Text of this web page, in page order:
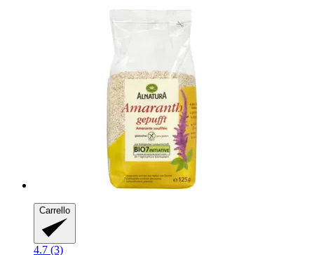
Carrello
4.7 (3)